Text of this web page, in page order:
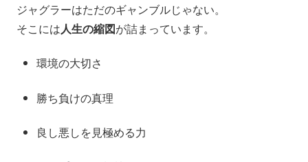
ジャグラーはただのギャンブルじゃない。
そこには人生の縮図が詰まっています。
環境の大切さ
勝ち負けの真理
良し悪しを見極める力